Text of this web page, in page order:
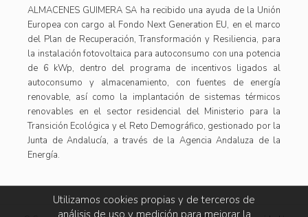
ALMACENES GUIMERA SA ha recibido una ayuda de la Unión
Europea con cargo al Fondo Next Generation EU, en el marco
del Plan de Recuperación, Transformación y Resiliencia, para
la instalación fotovoltaica para autoconsumo con una potencia
de 6 kWp, dentro del programa de incentivos ligados al
autoconsumo y almacenamiento, con fuentes de energía
renovable, así como la implantación de sistemas térmicos
renovables en el sector residencial del Ministerio para la
Transición Ecológica y el Reto Demográfico, gestionado por la
Junta de Andalucía, a través de la Agencia Andaluza de la
Energía.
Utilizamos cookies propias y de terceros de
análisis de uso y medición para mejorar la